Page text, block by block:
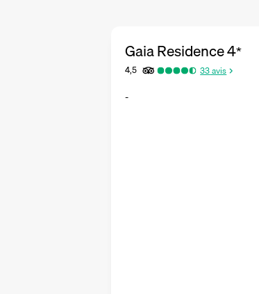
Gaia Residence4*
4,5 33avis
-